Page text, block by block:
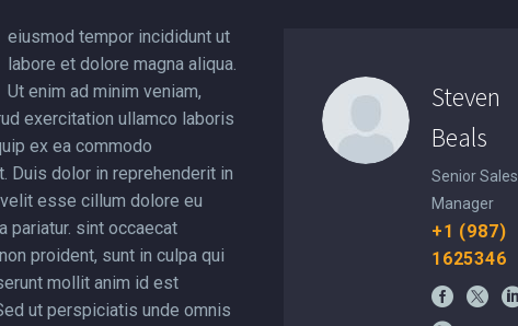
eiusmod tempor incididunt ut
labore et dolore magna aliqua.
Ut enim ad minim veniam,
exercitation ullamco laboris
ex ea commodo
Duis dolor in reprehenderit in
esse cillum dolore eu
pariatur. sint occaecat
proident, sunt in culpa qui
mollit anim id est
ut perspiciatis unde omnis
Steven
Beals
Senior Sales
Manager
+1 (987)
1625346